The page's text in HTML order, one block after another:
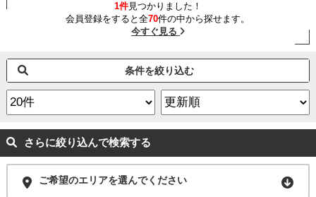
1件見つかりました！
会員登録をすると全70件の中から探せます。
今すぐ見る
条件を絞り込む
さらに絞り込んで検索する
ご希望のエリアを選んでください